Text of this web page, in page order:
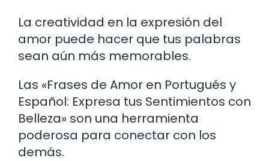
La creatividad en la expresión del
amor puede hacer que tus palabras
sean aún más memorables.
Las «Frases de Amor en Portugués y
Español: Expresa tus Sentimientos con
Belleza» son una herramienta
poderosa para conectar con los
demás.